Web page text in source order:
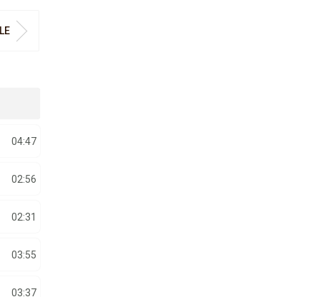
04:47
02:56
02:31
03:55
03:37